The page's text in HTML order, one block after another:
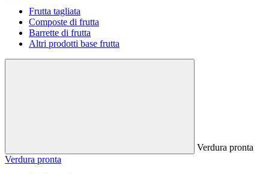
Frutta tagliata
Composte di frutta
Barrette di frutta
Altri prodotti base frutta
Verdura pronta
Verdura pronta